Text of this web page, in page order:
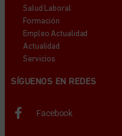
Salud Laboral
Formación
Empleo Actualidad
Actualidad
Servicios
SÍGUENOS EN REDES
Facebook